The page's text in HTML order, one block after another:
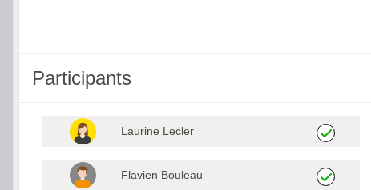
Participants
Laurine Lecler
Flavien Bouleau